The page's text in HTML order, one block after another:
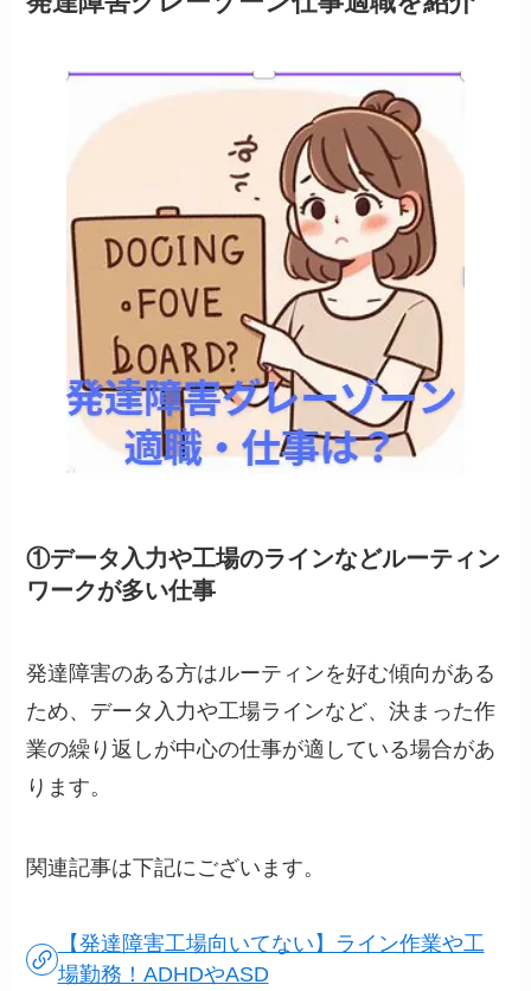
①データ入力や工場のラインなどルーティン
ワークが多い仕事
発達障害のある方はルーティンを好む傾向がある
ため、データ入力や工場ラインなど、決まった作
業の繰り返しが中心の仕事が適している場合があ
ります。
関連記事は下記にございます。
【発達障害工場向いてない】ライン作業や工
場勤務！ADHDやASD